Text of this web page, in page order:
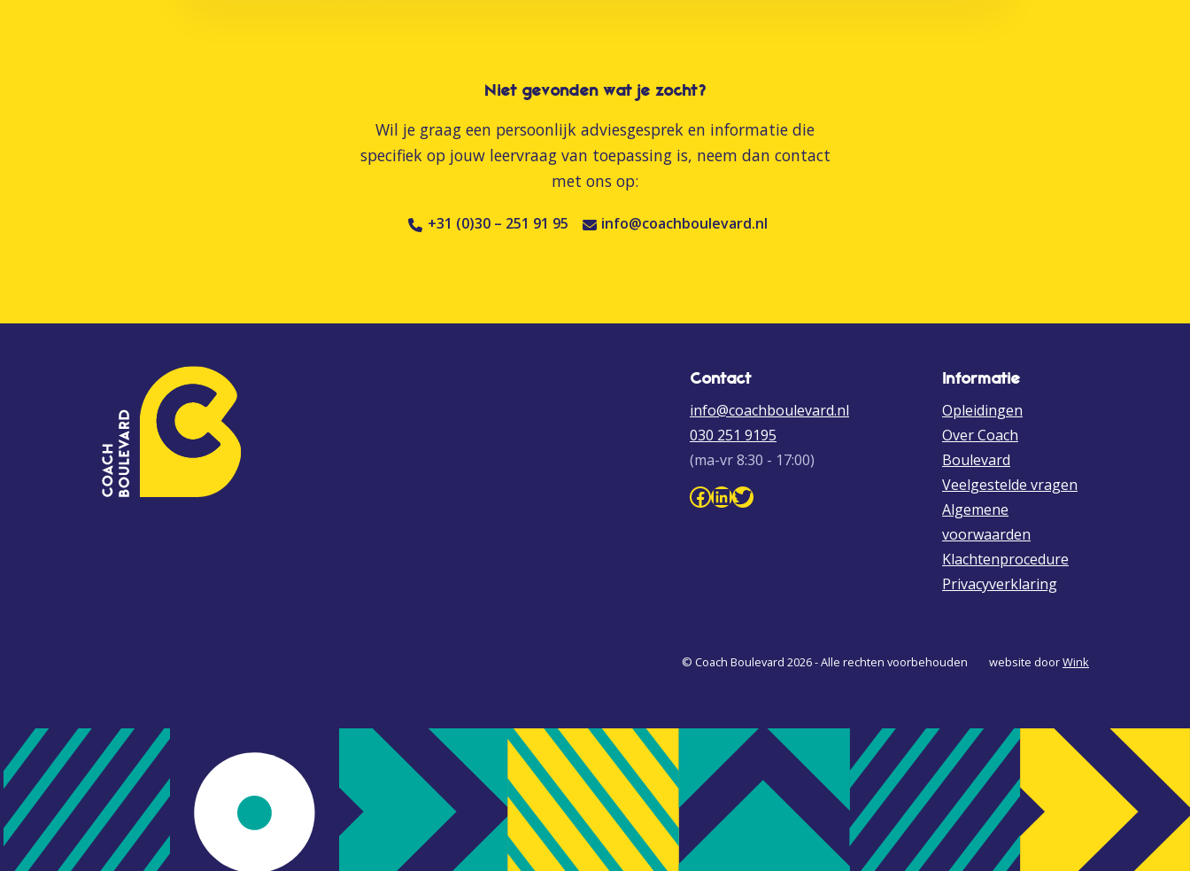
Niet gevonden wat je zocht?
Wil je graag een persoonlijk adviesgesprek en informatie die
specifiek op jouw leervraag van toepassing is, neem dan contact
met ons op:
+31 (0)30 – 251 91 95 info@coachboulevard.nl
Contact
info@coachboulevard.nl
030 251 9195
(ma-vr 8:30 - 17:00)
Facebook Coach Boulevard
LinkedIn Coach Boulevard
Twitter
Informatie
Opleidingen
Over Coach
Boulevard
Veelgestelde vragen
Algemene
voorwaarden
Klachtenprocedure
Privacyverklaring
© Coach Boulevard 2026 - Alle rechten voorbehouden website doorWink